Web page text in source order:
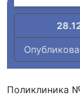
Поликлиника